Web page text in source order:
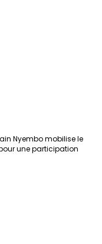
Nyembo mobilise le
une participation